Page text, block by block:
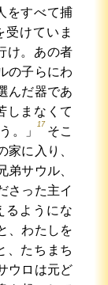
をすべて捕
けていま
け。あの者
の子らにわ
んだ器であ
しまなくて
。」
17
そこ
家に入り、
サウル、
さった主イ
るようにな
、わたしを
、たちまち
ウロは元ど